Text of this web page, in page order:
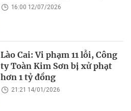
16:00 12/07/2026
Lào Cai: Vi phạm 11 lỗi, Công
ty Toàn Kim Sơn bị xử phạt
hơn 1 tỷ đồng
21:21 14/01/2026